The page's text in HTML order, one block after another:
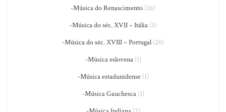
-Música do Renascimento (26)
-Música do séc. XVII – Itália (3)
-Música do séc. XVIII – Portugal (20)
-Música eslovena(1)
-Música estadunidense(1)
-Música Gauchesca(1)